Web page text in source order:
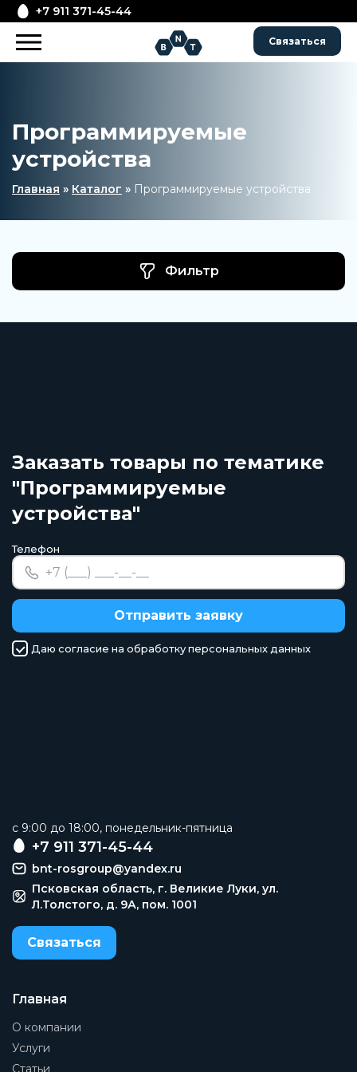
+7 911 371-45-44
Связаться
Программируемые
устройства
Главная » Каталог » Программируемые устройства
Фильтр
Заказать товары по тематике
"Программируемые
устройства"
Телефон
Отправить заявку
Даю согласие на обработку персональных данных
c 9:00 до 18:00, понедельник-пятница
+7 911 371-45-44
bnt-rosgroup@yandex.ru
Псковская область, г. Великие Луки, ул.
Л.Толстого, д. 9А, пом. 1001
Связаться
Главная
О компании
Услуги
Статьи